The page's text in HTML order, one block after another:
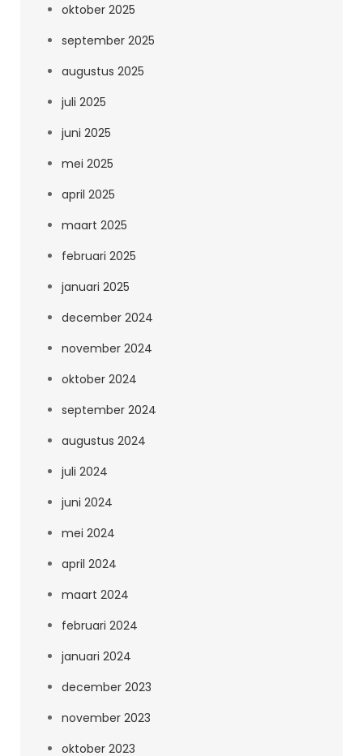
oktober 2025
september 2025
augustus 2025
juli 2025
juni 2025
mei 2025
april 2025
maart 2025
februari 2025
januari 2025
december 2024
november 2024
oktober 2024
september 2024
augustus 2024
juli 2024
juni 2024
mei 2024
april 2024
maart 2024
februari 2024
januari 2024
december 2023
november 2023
oktober 2023